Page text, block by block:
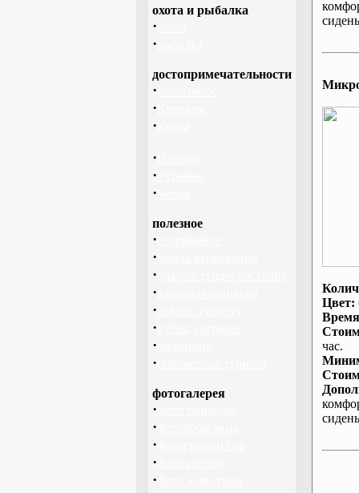
охота и рыбалка
·
·
достопримечательности
·
·
·
·
·
·
полезное
·
·
·
·
·
·
·
·
фотогалерея
·
·
·
·
·
Цвет:
час.